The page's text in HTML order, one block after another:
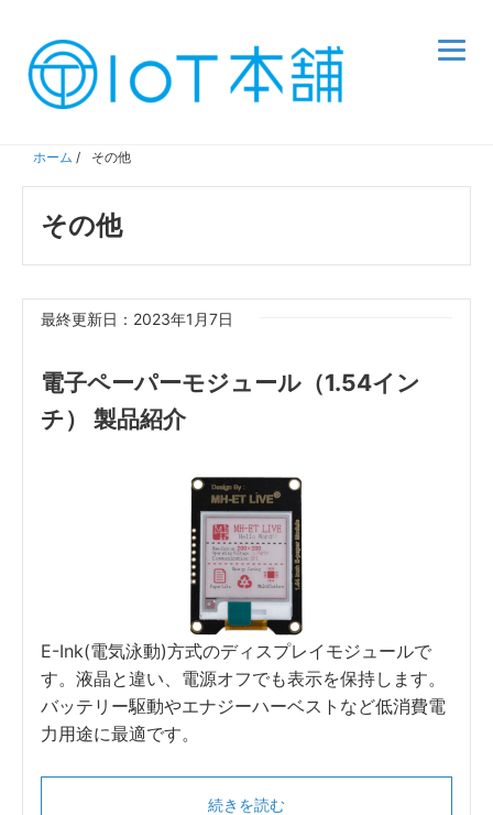
ホーム / その他
その他
最終更新日：2023年1月7日
電子ペーパーモジュール（1.54イン
チ） 製品紹介
E-Ink(電気泳動)方式のディスプレイモジュールで
す。液晶と違い、電源オフでも表示を保持します。
バッテリー駆動やエナジーハーベストなど低消費電
力用途に最適です。
続きを読む